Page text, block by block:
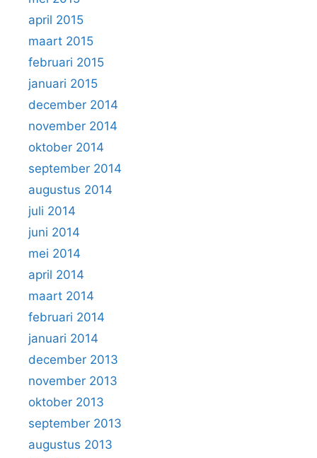
april 2015
maart 2015
februari 2015
januari 2015
december 2014
november 2014
oktober 2014
september 2014
augustus 2014
juli 2014
juni 2014
mei 2014
april 2014
maart 2014
februari 2014
januari 2014
december 2013
november 2013
oktober 2013
september 2013
augustus 2013